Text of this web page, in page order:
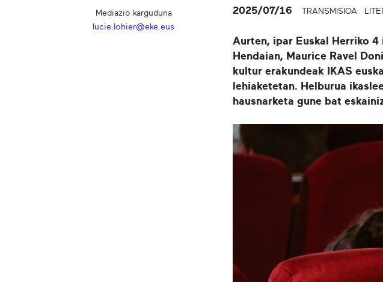
Mediazio karguduna
lucie.lohier@eke.eus
2025/07/16 TRANSMISIOA
Aurten, ipar Euskal Herriko 4
Hendaian, Maurice Ravel
kultur erakundeak IKAS
lehiaketetan. Helburua
hausnarketa gune bat